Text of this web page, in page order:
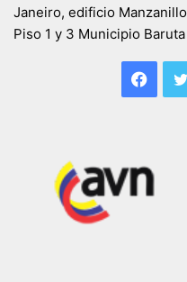
Janeiro, edificio
Piso 1 y 3 Municipio